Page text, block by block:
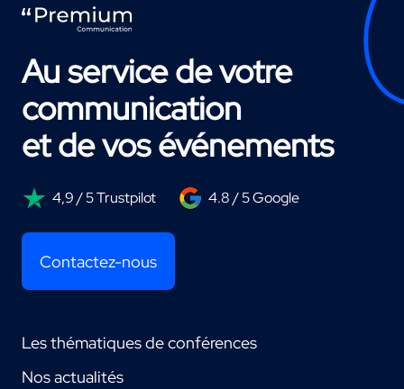
Au service de votre
communication
et de vos événements
4,9 / 5 Trustpilot 4.8 / 5 Google
Contactez-nous
Les thématiques de conférences
Nos actualités